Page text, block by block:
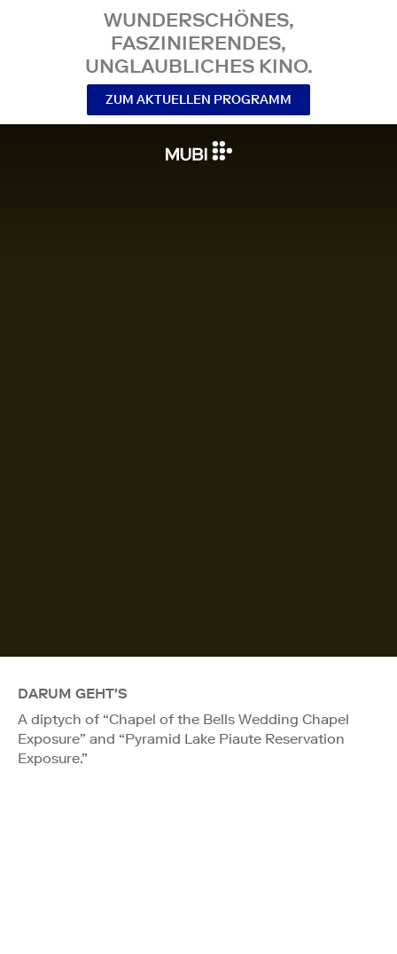
WUNDERSCHÖNES,
FASZINIERENDES,
UNGLAUBLICHES KINO.
ZUM AKTUELLEN PROGRAMM
DARUM GEHT'S
A diptych of “Chapel of the Bells Wedding Chapel
Exposure” and “Pyramid Lake Piaute Reservation
Exposure.”